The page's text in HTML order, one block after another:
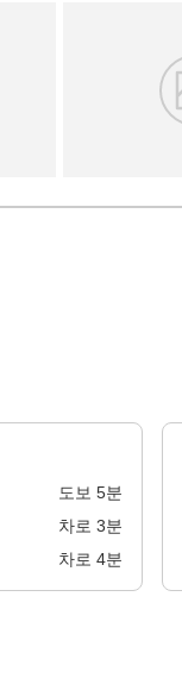
도보 5분
차로 3분
차로 4분